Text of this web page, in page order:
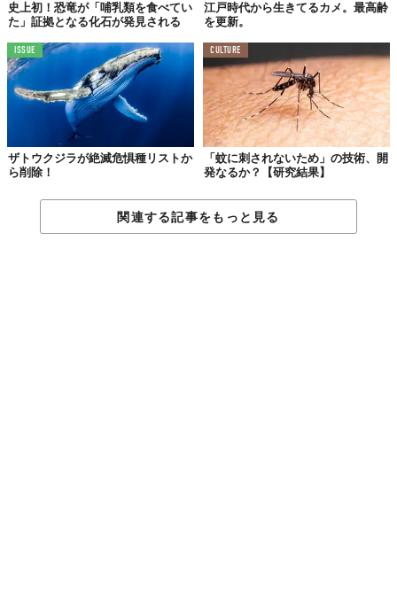
史上初！恐竜が「哺乳類を食べてい
た」証拠となる化石が発見される
江戸時代から生きてるカメ。最高齢
を更新。
ISSUE
ザトウクジラが絶滅危惧種リストか
ら削除！
CULTURE
「蚊に刺されないため」の技術、開
発なるか？【研究結果】
関連する記事をもっと見る